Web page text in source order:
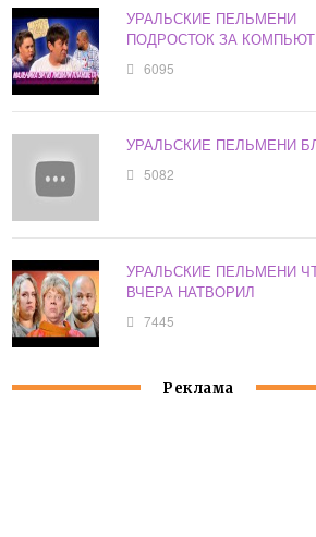
УРАЛЬСКИЕ ПЕЛЬМЕНИ
ПОДРОСТОК ЗА
6095
УРАЛЬСКИЕ ПЕЛЬМЕНИ
5082
УРАЛЬСКИЕ ПЕЛЬМЕНИ
ВЧЕРА НАТВОРИЛ
7445
Реклама